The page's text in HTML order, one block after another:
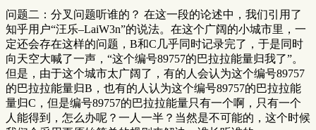
问题二：分叉问题听谁的？ 在这一段的论述中，我们引用了
知乎用户“汪乐–LaiW3n”的说法。在这个广阔的小城市里，一
定还会存在这样的问题，B和C几乎同时记录完了，于是同时
向天空大喊了一声，“这个编号89757的巴拉拉能量归我了”。
但是，由于这个城市太广阔了，有的人会认为这个编号89757
的巴拉拉能量归B，也有的人认为这个编号89757的巴拉拉能
量归C，但是编号89757的巴拉拉能量只有一个啊，只有一个
人能得到，怎么办呢？一人一半？当然是不可能的，这个时候